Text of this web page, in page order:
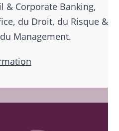
& Corporate Banking,
du Droit, du Risque &
Management.